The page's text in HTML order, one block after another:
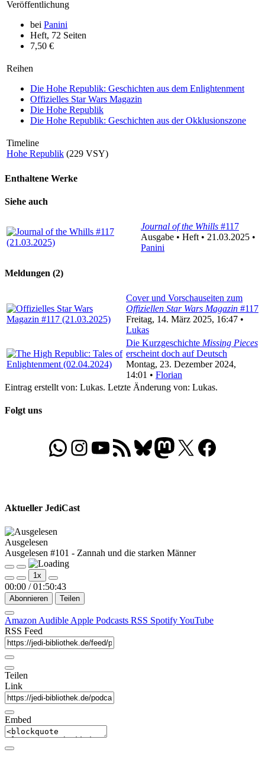
Veröffentlichung
bei Panini
Heft, 72 Seiten
7,50 €
Reihen
Die Hohe Republik: Geschichten aus dem Enlightenment
Offizielles Star Wars Magazin
Die Hohe Republik
Die Hohe Republik: Geschichten aus der Okklusionszone
Timeline
Hohe Republik (229 VSY)
Enthaltene Werke
Siehe auch
Journal of the Whills #117
Ausgabe • Heft • 21.03.2025 •
Panini
Meldungen (2)
Cover und Vorschauseiten zum
Offiziellen Star Wars Magazin #117
Freitag, 14. März 2025, 16:47 •
Lukas
Die Kurzgeschichte Missing Pieces
erscheint doch auf Deutsch
Montag, 23. Dezember 2024,
14:01 • Florian
Eintrag erstellt von: Lukas. Letzte Änderung von: Lukas.
Folgt uns
WhatsApp
Folgt uns auf Instagram
Besucht unseren YouTube-Kanal
RSS-FeedBluesky
Folgt uns auf Mastodon
X Folgt uns auf
Aktueller JediCast
Ausgelesen
Ausgelesen #101 - Zannah und die starken Männer
Play
Episode
Pause
Episode
1x
00:00 / 01:50:43
Abonnieren Teilen
Amazon Audible Apple Podcasts RSS SpotifyYouTube
RSS Feed
Teilen
Link
Embed